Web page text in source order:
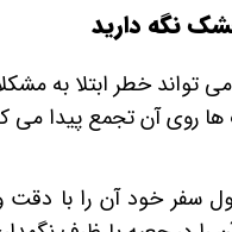
خطر ابتلا به
ها روی آن تجمع پیدا می
سفر خود آن را با